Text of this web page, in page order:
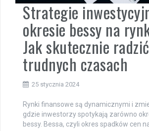
Strategie
okresie bessy na
Jak skutecznie
trudnych czasach
25 stycznia 2024
Rynki finansowe są dynamicznymi i
gdzie inwestorzy spotykają zarówno
bessy. Bessa, czyli okres spadków cen